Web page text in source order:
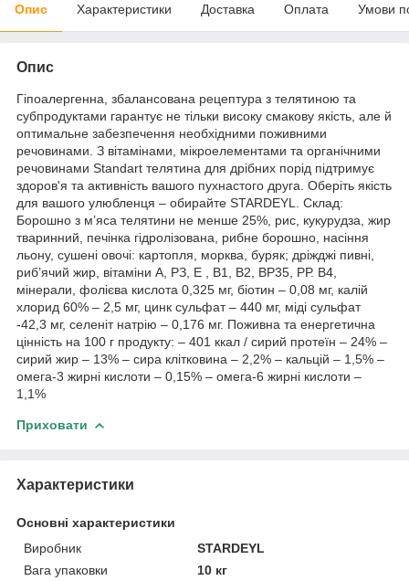
Опис Характеристики Доставка Оплата Умови
Опис
Гіпоалергенна, збалансована рецептура з телятиною та
субпродуктами гарантує не тільки високу смакову якість, але й
оптимальне забезпечення необхідними поживними
речовинами. З вітамінами, мікроелементами та органічними
речовинами Standart телятина для дрібних порід підтримує
здоров'я та активність вашого пухнастого друга. Оберіть якість
для вашого улюбленця – обирайте STARDEYL. Склад:
Борошно з м’яса телятини не менше 25%, рис, кукурудза, жир
тваринний, печінка гідролізована, рибне борошно, насіння
льону, сушені овочі: картопля, морква, буряк; дріжджі пивні,
риб’ячий жир, вітаміни А, РЗ, Е , В1, В2, ВР35, РР. В4,
мінерали, фолієва кислота 0,325 мг, біотин – 0,08 мг, калій
хлорид 60% – 2,5 мг, цинк сульфат – 440 мг, міді сульфат
-42,3 мг, селеніт натрію – 0,176 мг. Поживна та енергетична
цінність на 100 г продукту: – 401 ккал / сирий протеїн – 24% –
сирий жир – 13% – сира клітковина – 2,2% – кальцій – 1,5% –
омега-3 жирні кислоти – 0,15% – омега-6 жирні кислоти –
1,1%
Приховати
Характеристики
Основні характеристики
Виробник
STARDEYL
Вага упаковки
10 кг